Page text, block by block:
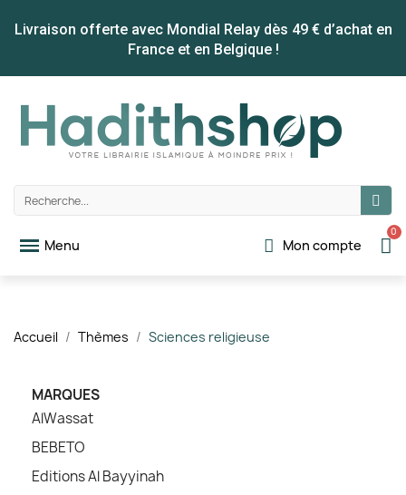
Livraison offerte avec Mondial Relay dès 49 € d’achat en
France et en Belgique !
Mon compte
Accueil Thèmes Sciences religieuse
MARQUES
AlWassat
BEBETO
Editions Al Bayyinah